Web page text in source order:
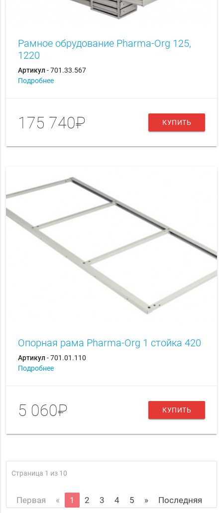
Рамное обрудование Pharma-Org 125,
1220
Артикул- 701.33.567
Подробнее
175 740₽ КУПИТЬ
Опорная рама Pharma-Org 1 стойка 420
Артикул- 701.01.110
Подробнее
5 060₽ КУПИТЬ
Страница 1 из 10
Первая « 1 2 3 4 5 » Последняя